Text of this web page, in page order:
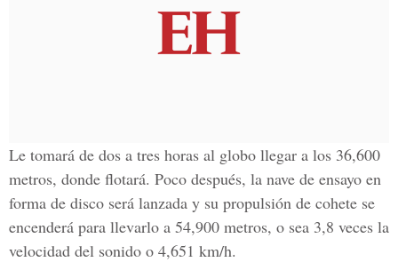
Le tomará de dos a tres horas al globo llegar a los 36,600
metros, donde flotará. Poco después, la nave de ensayo en
forma de disco será lanzada y su propulsión de cohete se
encenderá para llevarlo a 54,900 metros, o sea 3,8 veces la
velocidad del sonido o 4,651 km/h.